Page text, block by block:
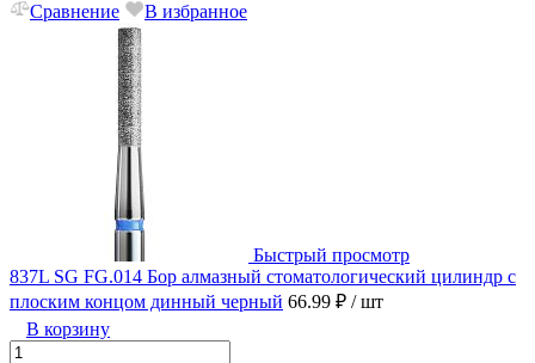
Сравнение
В избранное
Быстрый просмотр
837L SG FG.014 Бор алмазный стоматологический цилиндр с
плоским концом динный черный 66.99 ₽ / шт
В корзину